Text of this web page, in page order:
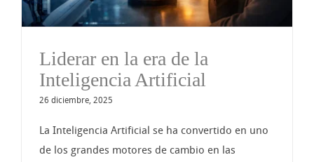
Liderar en la era de la
Inteligencia Artificial
26 diciembre, 2025
La Inteligencia Artificial se ha convertido en uno
de los grandes motores de cambio en las